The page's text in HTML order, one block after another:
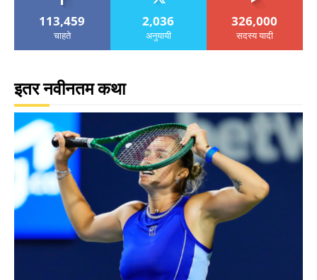
113,459
चाहते
2,036
अनुयायी
326,000
सदस्य यादी
इतर नवीनतम कथा